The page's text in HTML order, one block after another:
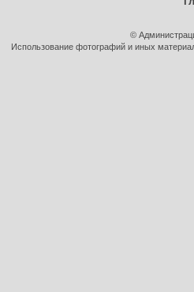
©
Использование фотографий и иных